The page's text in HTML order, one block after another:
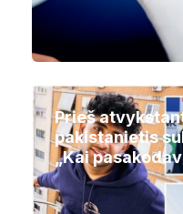
Prieš
pakistanietis
„Kai